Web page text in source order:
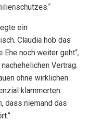
ein
Claudia hob das
Ehe noch weiter geht“,
Vertrag.
ohne wirklichen
klammerten.
dass niemand das